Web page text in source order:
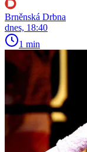
Brněnská Drbna
dnes, 18:40
1 min